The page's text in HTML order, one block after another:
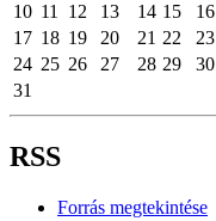
10 11 12 13 14 15
16
17 18 19 20 21 22
23
24 25 26 27 28 29
30
31
RSS
Forrás megtekintése